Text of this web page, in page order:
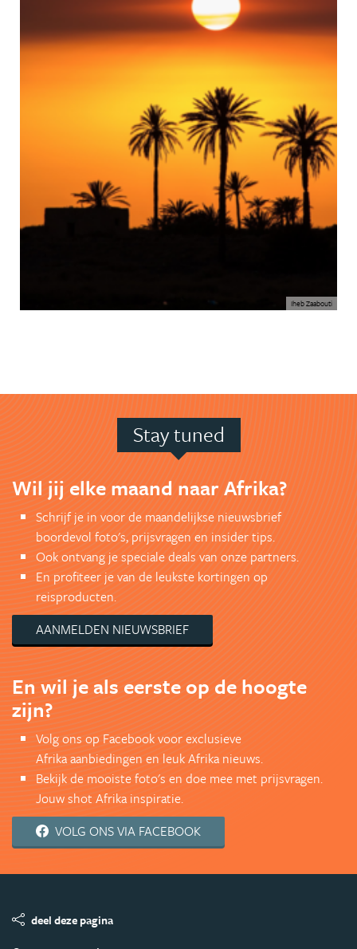
Iheb Zaabouti
Stay tuned
Wil jij elke maand naar Afrika?
Schrijf je in voor de maandelijkse nieuwsbrief
boordevol foto's, prijsvragen en insider tips.
Ook ontvang je speciale deals van onze partners.
En profiteer je van de leukste kortingen op
reisproducten.
AANMELDEN NIEUWSBRIEF
En wil je als eerste op de hoogte
zijn?
Volg ons op Facebook voor exclusieve
Afrika aanbiedingen en leuk Afrika nieuws.
Bekijk de mooiste foto's en doe mee met prijsvragen.
Jouw shot Afrika inspiratie.
VOLG ONS VIA FACEBOOK
deel deze pagina